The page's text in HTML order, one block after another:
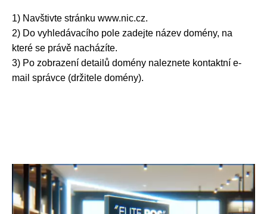
1) Navštivte stránku www.nic.cz.
2) Do vyhledávacího pole zadejte název domény, na
které se právě nacházíte.
3) Po zobrazení detailů domény naleznete kontaktní e-
mail správce (držitele domény).